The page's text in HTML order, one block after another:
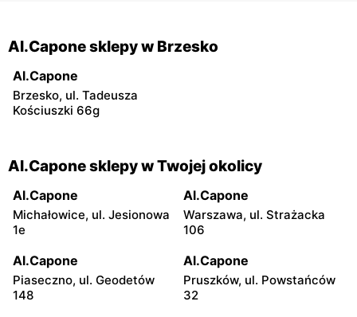
Al.Capone sklepy w Brzesko
Al.Capone
Brzesko, ul. Tadeusza
Kościuszki 66g
Al.Capone sklepy w Twojej okolicy
Al.Capone
Michałowice, ul. Jesionowa
1e
Al.Capone
Warszawa, ul. Strażacka
106
Al.Capone
Piaseczno, ul. Geodetów
148
Al.Capone
Pruszków, ul. Powstańców
32